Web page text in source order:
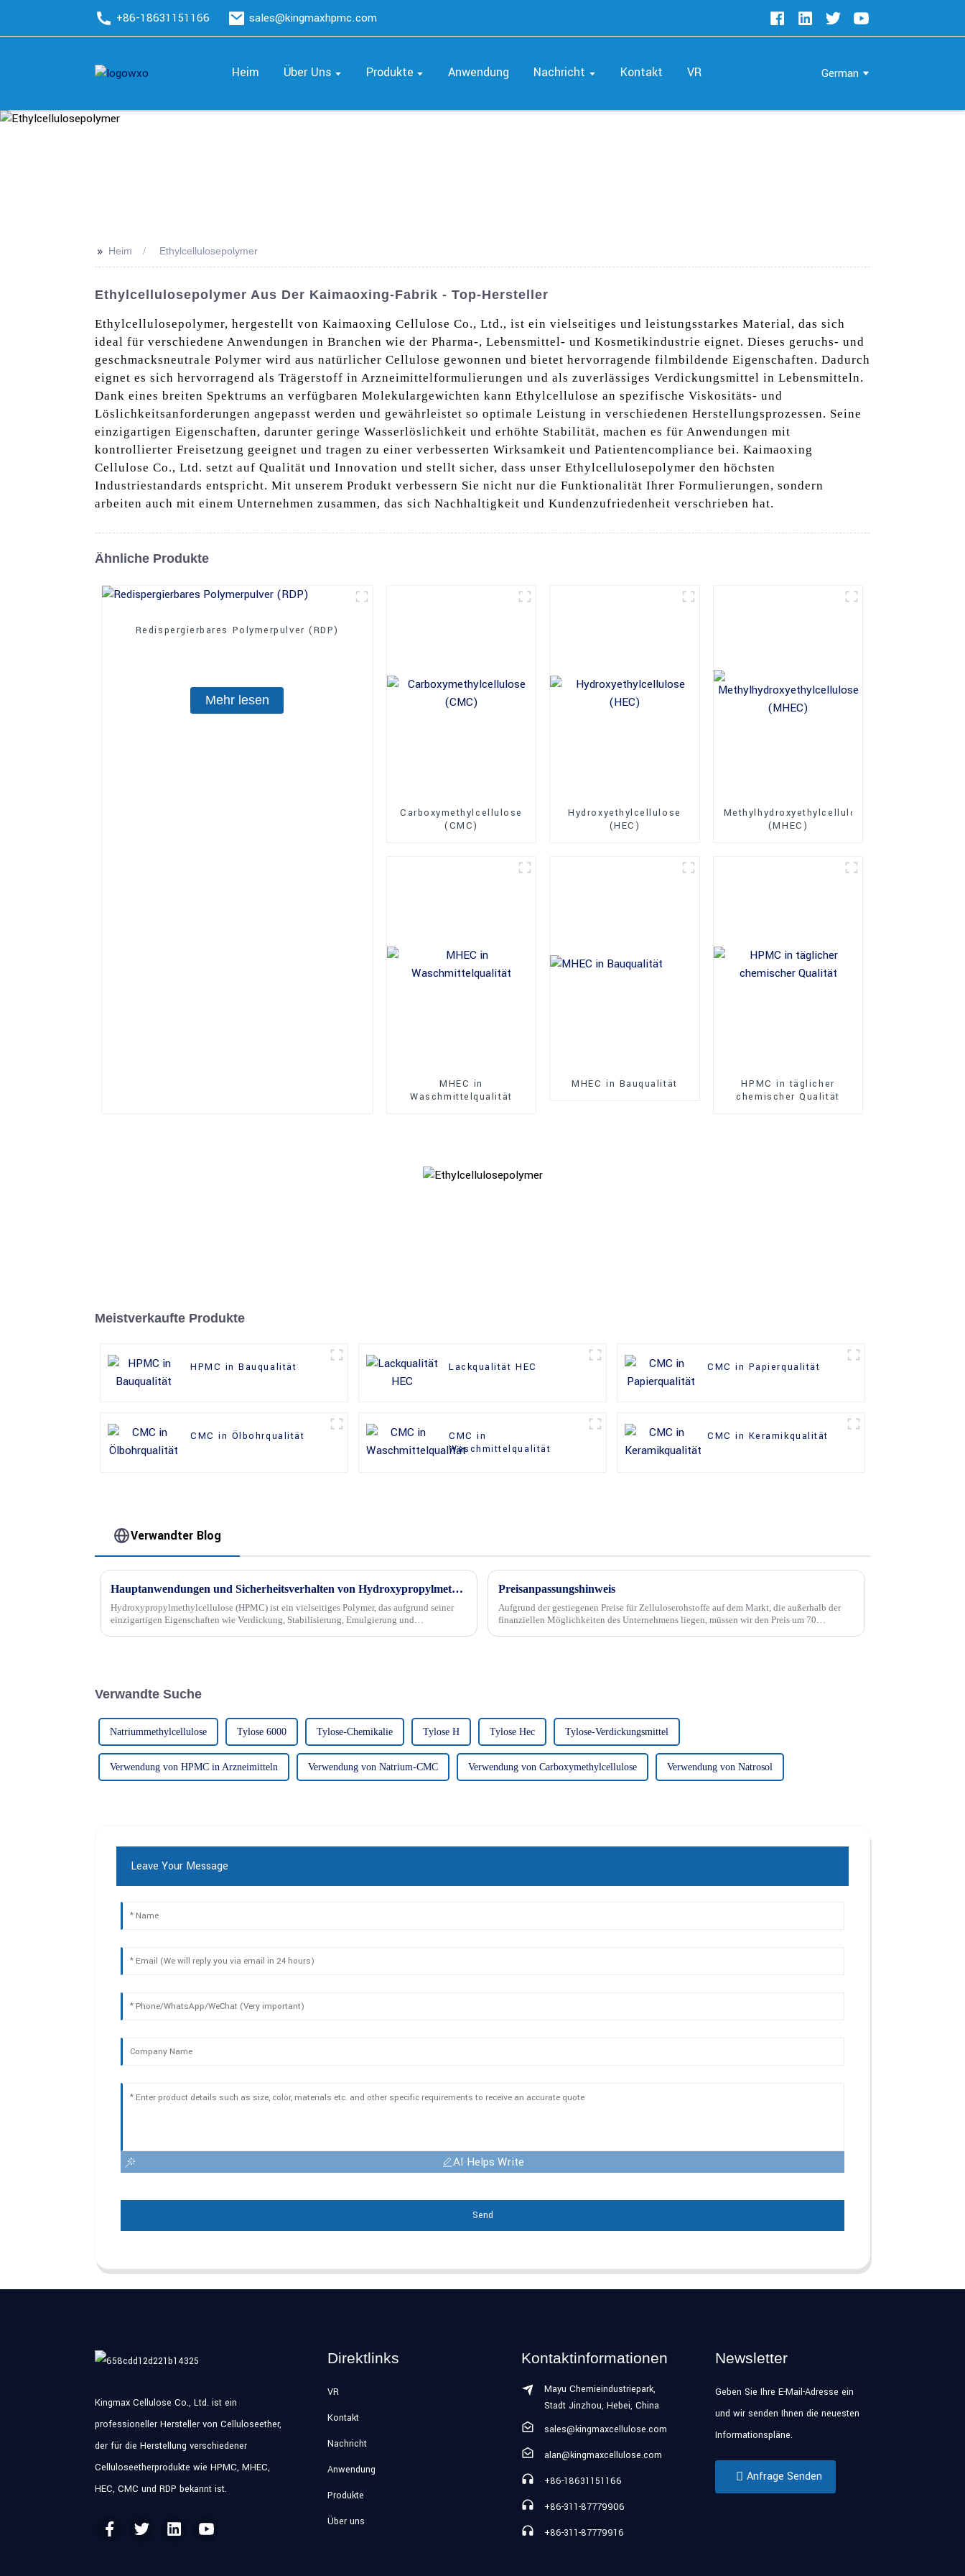
+86-18631151166 sales@kingmaxhpmc.com
Heim Über Uns Produkte Anwendung Nachricht Kontakt VR German
>> Heim Ethylcellulosepolymer
Ethylcellulosepolymer Aus Der Kaimaoxing-Fabrik - Top-Hersteller
Ethylcellulosepolymer, hergestellt von Kaimaoxing Cellulose Co., Ltd., ist ein vielseitiges und leistungsstarkes Material, das sich
ideal für verschiedene Anwendungen in Branchen wie der Pharma-, Lebensmittel- und Kosmetikindustrie eignet. Dieses geruchs- und
geschmacksneutrale Polymer wird aus natürlicher Cellulose gewonnen und bietet hervorragende filmbildende Eigenschaften. Dadurch
eignet es sich hervorragend als Trägerstoff in Arzneimittelformulierungen und als zuverlässiges Verdickungsmittel in Lebensmitteln.
Dank eines breiten Spektrums an verfügbaren Molekulargewichten kann Ethylcellulose an spezifische Viskositäts- und
Löslichkeitsanforderungen angepasst werden und gewährleistet so optimale Leistung in verschiedenen Herstellungsprozessen. Seine
einzigartigen Eigenschaften, darunter geringe Wasserlöslichkeit und erhöhte Stabilität, machen es für Anwendungen mit
kontrollierter Freisetzung geeignet und tragen zu einer verbesserten Wirksamkeit und Patientencompliance bei. Kaimaoxing
Cellulose Co., Ltd. setzt auf Qualität und Innovation und stellt sicher, dass unser Ethylcellulosepolymer den höchsten
Industriestandards entspricht. Mit unserem Produkt verbessern Sie nicht nur die Funktionalität Ihrer Formulierungen, sondern
arbeiten auch mit einem Unternehmen zusammen, das sich Nachhaltigkeit und Kundenzufriedenheit verschrieben hat.
Ähnliche Produkte
Redispergierbares Polymerpulver (RDP)
Mehr lesen
Carboxymethylcellulose
(CMC)
Hydroxyethylcellulose
(HEC)
Methylhydroxyethylcellulose
(MHEC)
MHEC in
Waschmittelqualität
MHEC in Bauqualität
HPMC in täglicher
chemischer Qualität
Meistverkaufte Produkte
HPMC in Bauqualität Lackqualität HEC CMC in Papierqualität
CMC in Ölbohrqualität
CMC in
Waschmittelqualität
CMC in Keramikqualität
Verwandter Blog
Hauptanwendungen und Sicherheitsverhalten von Hydroxypropylmethylcellulose (HPMC)
Hydroxypropylmethylcellulose (HPMC) ist ein vielseitiges Polymer, das aufgrund seiner
einzigartigen Eigenschaften wie Verdickung, Stabilisierung, Emulgierung und
Preisanpassungshinweis
Aufgrund der gestiegenen Preise für Zelluloserohstoffe auf dem Markt, die außerhalb der
finanziellen Möglichkeiten des Unternehmens liegen, müssen wir den Preis um 70
Verwandte Suche
Natriummethylcellulose Tylose 6000 Tylose-Chemikalie Tylose H Tylose Hec Tylose-Verdickungsmittel
Verwendung von HPMC in Arzneimitteln Verwendung von Natrium-CMC Verwendung von Carboxymethylcellulose Verwendung von Natrosol
Leave Your Message
AI Helps Write
Send
Kingmax Cellulose Co., Ltd. ist ein
professioneller Hersteller von Celluloseether,
der für die Herstellung verschiedener
Celluloseetherprodukte wie HPMC, MHEC,
HEC, CMC und RDP bekannt ist.
Direktlinks
VR
Kontakt
Nachricht
Anwendung
Produkte
Über uns
Kontaktinformationen
Mayu Chemieindustriepark,
Stadt Jinzhou, Hebei, China
sales@kingmaxcellulose.com
alan@kingmaxcellulose.com
+86-18631151166
+86-311-87779906
+86-311-87779916
Newsletter
Geben Sie Ihre E-Mail-Adresse ein
und wir senden Ihnen die neuesten
Informationspläne.
Anfrage Senden